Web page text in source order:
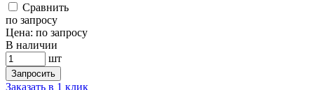
Cравнить
по запросу
Цена: по запросу
В наличии
шт
Запросить
Заказать в 1 клик